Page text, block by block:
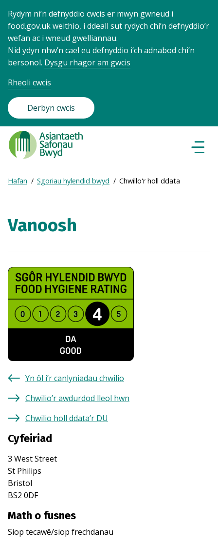
Rydym ni’n defnyddio cwcis er mwyn gwneud i
food.gov.uk weithio, i ddeall sut rydych chi’n defnyddio’r
wefan ac i wneud gwelliannau.
Nid ydyn nhw’n cael eu defnyddio i’ch adnabod chi’n
bersonol. Dysgu rhagor am gwcis
Rheoli cwcis
Derbyn cwcis
Food
Standards
Agency
Frontpage
Breadcrumb
Expand
breadcrumb
Hafan Sgoriau hylendid bwyd Chwillo'r holl ddata
Vanoosh
Yn ôl i’r canlyniadau chwilio
Chwilio’r awdurdod lleol hwn
Chwilio holl ddata’r DU
Cyfeiriad
3 West Street
St Philips
Bristol
BS2 0DF
Math o fusnes
Siop tecawê/siop frechdanau